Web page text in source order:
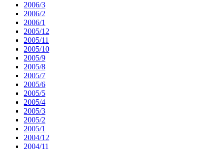
2006/3
2006/2
2006/1
2005/12
2005/11
2005/10
2005/9
2005/8
2005/7
2005/6
2005/5
2005/4
2005/3
2005/2
2005/1
2004/12
2004/11